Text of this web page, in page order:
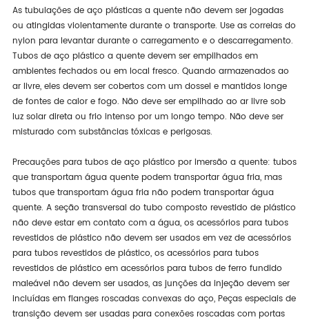
As tubulações de aço plásticas a quente não devem ser jogadas
ou atingidas violentamente durante o transporte. Use as correias do
nylon para levantar durante o carregamento e o descarregamento.
Tubos de aço plástico a quente devem ser empilhados em
ambientes fechados ou em local fresco. Quando armazenados ao
ar livre, eles devem ser cobertos com um dossel e mantidos longe
de fontes de calor e fogo. Não deve ser empilhado ao ar livre sob
luz solar direta ou frio intenso por um longo tempo. Não deve ser
misturado com substâncias tóxicas e perigosas.
Precauções para tubos de aço plástico por imersão a quente: tubos
que transportam água quente podem transportar água fria, mas
tubos que transportam água fria não podem transportar água
quente. A seção transversal do tubo composto revestido de plástico
não deve estar em contato com a água, os acessórios para tubos
revestidos de plástico não devem ser usados em vez de acessórios
para tubos revestidos de plástico, os acessórios para tubos
revestidos de plástico em acessórios para tubos de ferro fundido
maleável não devem ser usados, as junções da injeção devem ser
incluídas em flanges roscadas convexas do aço, Peças especiais de
transição devem ser usadas para conexões roscadas com portas